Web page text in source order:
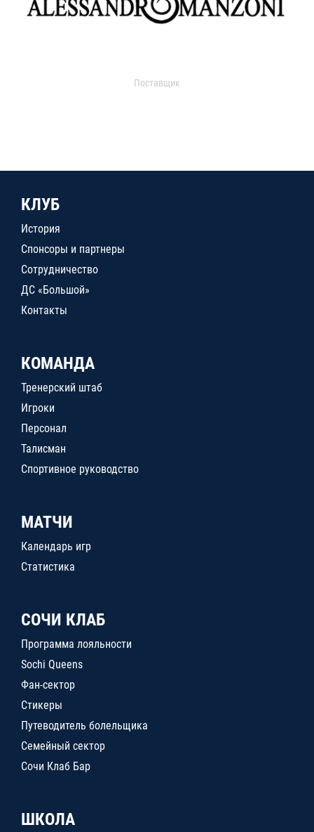
Поставщик
КЛУБ
История
Спонсоры и партнеры
Сотрудничество
ДС «Большой»
Контакты
КОМАНДА
Тренерский штаб
Игроки
Персонал
Талисман
Спортивное руководство
МАТЧИ
Календарь игр
Статистика
СОЧИ КЛАБ
Программа лояльности
Sochi Queens
Фан-сектор
Стикеры
Путеводитель болельщика
Семейный сектор
Сочи Клаб Бар
ШКОЛА